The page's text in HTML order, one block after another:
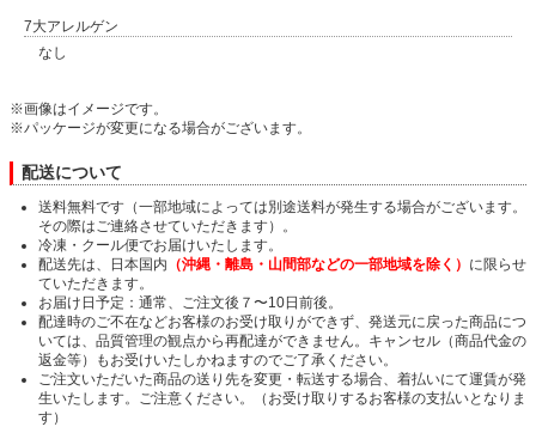
7大アレルゲン
なし
※画像はイメージです。
※パッケージが変更になる場合がございます。
配送について
送料無料です（一部地域によっては別途送料が発生する場合がございます。
その際はご連絡させていただきます）。
冷凍・クール便でお届けいたします。
配送先は、日本国内 （沖縄・離島・山間部などの一部地域を除く） に限らせ
ていただきます。
お届け日予定：通常、ご注文後７〜10日前後。
配達時のご不在などお客様のお受け取りができず、発送元に戻った商品につ
いては、品質管理の観点から再配達ができません。キャンセル（商品代金の
返金等）もお受けいたしかねますのでご了承ください。
ご注文いただいた商品の送り先を変更・転送する場合、着払いにて運賃が発
生いたします。ご注意ください。（お受け取りするお客様の支払いとなりま
す）